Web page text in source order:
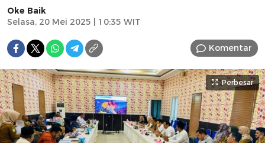
Oke Baik
Selasa, 20 Mei 2025 | 10:35 WIT
Komentar
Perbesar